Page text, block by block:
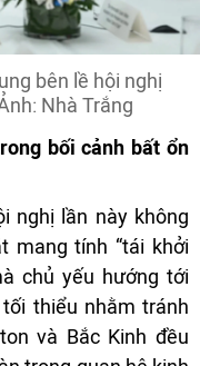
bên lề hội nghị
Nhà Trắng
bối cảnh bất ổn
nghị lần này không
mang tính “tái khởi
chủ yếu hướng tới
thiểu nhằm tránh
và Bắc Kinh đều